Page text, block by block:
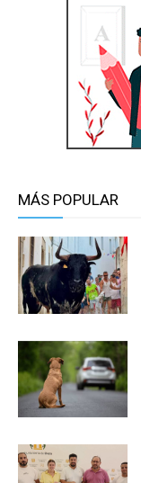
MÁS POPULAR